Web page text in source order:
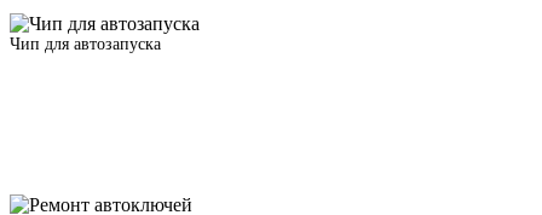
Чип для автозапуска